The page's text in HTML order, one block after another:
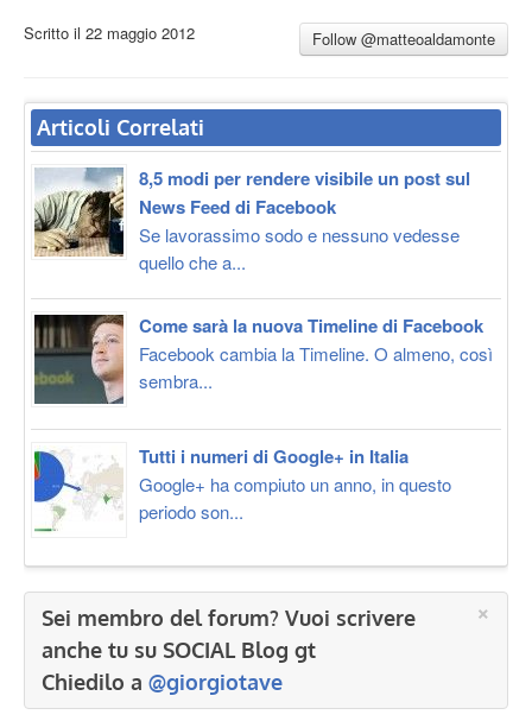
Scritto il 22 maggio 2012 Follow @matteoaldamonte
Articoli Correlati
8,5 modi per rendere visibile un post sul
News Feed di Facebook
Se lavorassimo sodo e nessuno vedesse
quello che a...
Come sarà la nuova Timeline di Facebook
Facebook cambia la Timeline. O almeno, così
sembra...
Tutti i numeri di Google+ in Italia
Google+ ha compiuto un anno, in questo
periodo son...
×
Sei membro del forum? Vuoi scrivere
anche tu su SOCIAL Blog gt
Chiedilo a @giorgiotave